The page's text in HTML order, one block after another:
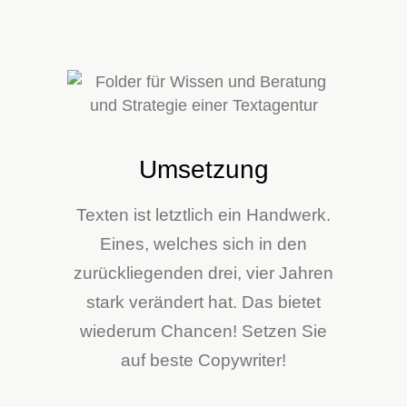
Umsetzung
Texten ist letztlich ein Handwerk.
Eines, welches sich in den
zurückliegenden drei, vier Jahren
stark verändert hat. Das bietet
wiederum Chancen! Setzen Sie
auf beste Copywriter!